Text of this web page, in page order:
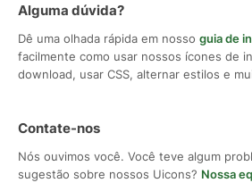
Alguma dúvida?
Dê uma olhada rápida em nosso guia de
facilmente como usar nossos ícones de
download, usar CSS, alternar estilos e
Contate-nos
Nós ouvimos você. Você teve algum
sugestão sobre nossos Uicons? Nossa